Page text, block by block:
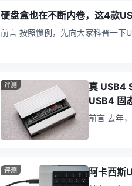
硬盘盒也在不断内卷，这4款
前言 按照惯例，先向大家科普一下USB4协议。2020年9月初，USB Promoter Group正式发布了
评测
真 USB4
USB4 固
前言 去年，苹果新发布的 MacBook Pro M2 已然上架销售，MacBook Pro
评测 阿卡西斯